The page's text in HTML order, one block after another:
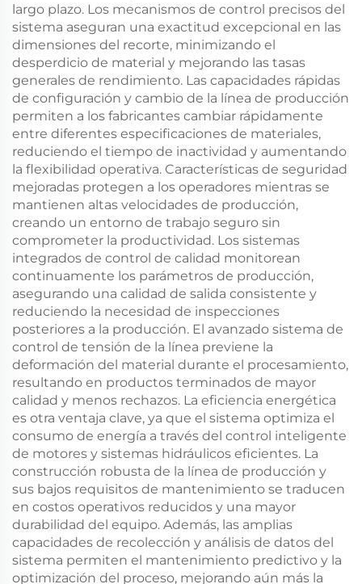
largo plazo. Los mecanismos de control precisos del
sistema aseguran una exactitud excepcional en las
dimensiones del recorte, minimizando el
desperdicio de material y mejorando las tasas
generales de rendimiento. Las capacidades rápidas
de configuración y cambio de la línea de producción
permiten a los fabricantes cambiar rápidamente
entre diferentes especificaciones de materiales,
reduciendo el tiempo de inactividad y aumentando
la flexibilidad operativa. Características de seguridad
mejoradas protegen a los operadores mientras se
mantienen altas velocidades de producción,
creando un entorno de trabajo seguro sin
comprometer la productividad. Los sistemas
integrados de control de calidad monitorean
continuamente los parámetros de producción,
asegurando una calidad de salida consistente y
reduciendo la necesidad de inspecciones
posteriores a la producción. El avanzado sistema de
control de tensión de la línea previene la
deformación del material durante el procesamiento,
resultando en productos terminados de mayor
calidad y menos rechazos. La eficiencia energética
es otra ventaja clave, ya que el sistema optimiza el
consumo de energía a través del control inteligente
de motores y sistemas hidráulicos eficientes. La
construcción robusta de la línea de producción y
sus bajos requisitos de mantenimiento se traducen
en costos operativos reducidos y una mayor
durabilidad del equipo. Además, las amplias
capacidades de recolección y análisis de datos del
sistema permiten el mantenimiento predictivo y la
optimización del proceso, mejorando aún más la